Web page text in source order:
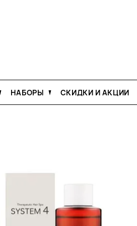
НАБОРЫ СКИДКИ И АКЦИИ